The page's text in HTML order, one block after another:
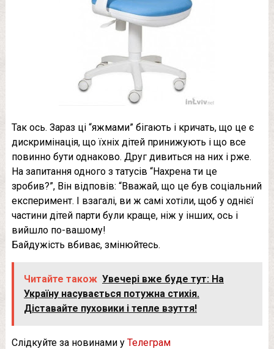
Так ось. Зараз ці “яжмами” бігають і кричать, що це є
дискримінація, що їхніх дітей принижують і що все
повинно бути однаково. Друг дивиться на них і рже.
На запитання одного з татусів “Нахрена ти це
зробив?”, Він відповів: “Вважай, що це був соціальний
експеримент. І взагалі, ви ж самі хотіли, щоб у однієї
частини дітей парти були краще, ніж у інших, ось і
вийшло по-вашому!
Байдужість вбиває, змінюйтесь.
Читайте також Увечері вже буде тут: На
Україну насувається потужна стихія.
Діставайте пуховики і тепле взуття!
Слідкуйте за новинами у Телеграм